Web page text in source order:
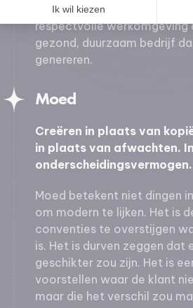
Ik wil kiezen
Axeptio consent
Toestemmingsbeheerplatform:
Ons platform stelt u in staat om uw
anderen en ieders grenzen.
respectvolle werkomgeving
gezond, duurzaam bedrijf
genereren.
Moed
Creëren in plaats van
in plaats van afwachten.
onderscheidingsvermogen.
Moed betekent niet dingen
om modern te lijken. Het is
conventies te overstijgen
is. Het is durven zeggen dat
geschikter zou zijn. Het is
voorstellen waar de klant
maar die het verschil zou